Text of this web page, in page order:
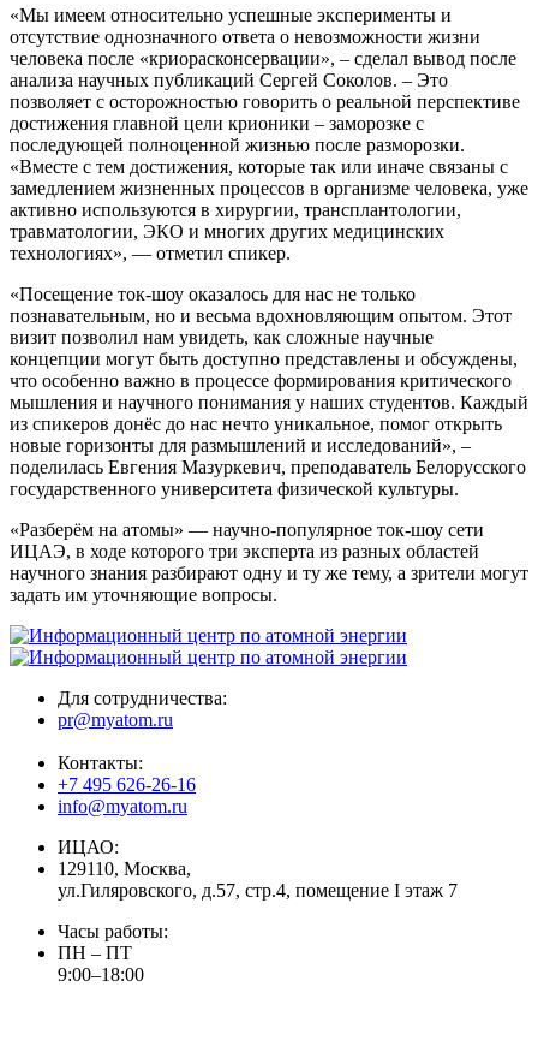
«Мы имеем относительно успешные эксперименты и
отсутствие однозначного ответа о невозможности жизни
человека после «криорасконсервации», – сделал вывод после
анализа научных публикаций Сергей Соколов. – Это
позволяет с осторожностью говорить о реальной перспективе
достижения главной цели крионики – заморозке с
последующей полноценной жизнью после разморозки.
«Вместе с тем достижения, которые так или иначе связаны с
замедлением жизненных процессов в организме человека, уже
активно используются в хирургии, трансплантологии,
травматологии, ЭКО и многих других медицинских
технологиях», — отметил спикер.
«Посещение ток-шоу оказалось для нас не только
познавательным, но и весьма вдохновляющим опытом. Этот
визит позволил нам увидеть, как сложные научные
концепции могут быть доступно представлены и обсуждены,
что особенно важно в процессе формирования критического
мышления и научного понимания у наших студентов. Каждый
из спикеров донёс до нас нечто уникальное, помог открыть
новые горизонты для размышлений и исследований», –
поделилась Евгения Мазуркевич, преподаватель Белорусского
государственного университета физической культуры.
«Разберём на атомы» — научно-популярное ток-шоу сети
ИЦАЭ, в ходе которого три эксперта из разных областей
научного знания разбирают одну и ту же тему, а зрители могут
задать им уточняющие вопросы.
Для сотрудничества:
pr@myatom.ru
Контакты:
+7 495 626-26-16
info@myatom.ru
ИЦАО:
129110, Москва,
ул.Гиляровского, д.57, стр.4, помещение I этаж 7
Часы работы:
ПН – ПТ
9:00–18:00